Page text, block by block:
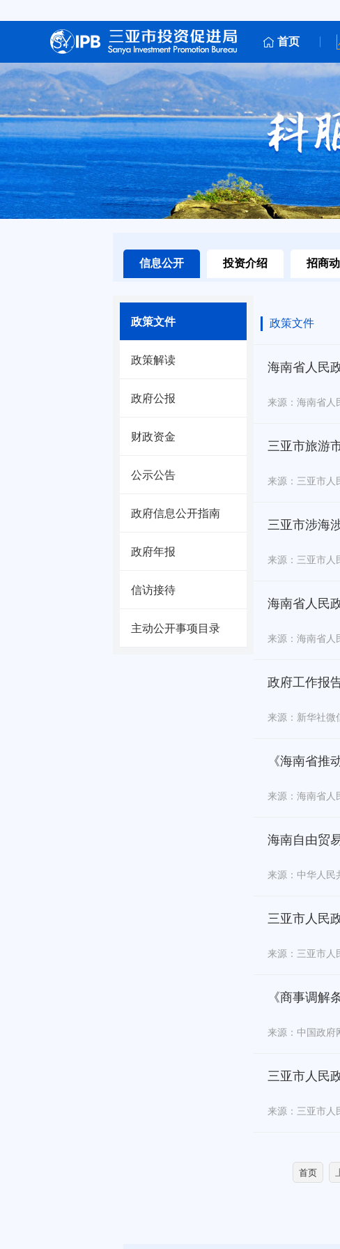
首页
信息公开 投资介绍 招商
政策文件
政策解读
政府公报
财政资金
公示公告
政府信息公开指南
政府年报
信访接待
主动公开事项目录
政策文件
海南省人民
来源：海南省人
三亚市旅游
来源：三亚市人
三亚市涉海
来源：三亚市人
海南省人民
来源：海南省人
政府工作报
来源：新华社微
《海南省推
来源：海南省人
海南自由贸
来源：中华人民
三亚市人民
来源：三亚市人
《商事调解
来源：中国政府
三亚市人民
来源：三亚市人
首页